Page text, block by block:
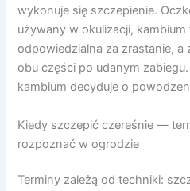
wykonuje się szczepienie.
używany w okulizacji,
odpowiedzialna za zrastanie, a
obu części po udanym
kambium decyduje o
Kiedy szczepić czereśnie —
rozpoznać w ogrodzie
Terminy zależą od techniki: